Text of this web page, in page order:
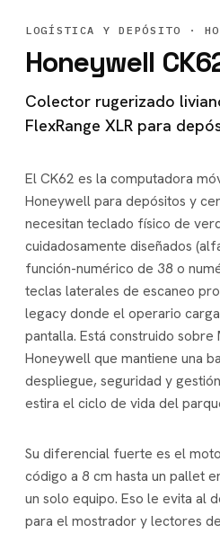
LOGÍSTICA Y DEPÓSITO ·
Honeywell
Colector rugerizado
FlexRange XLR para
El CK62 es la computadora
Honeywell para depósitos y
necesitan teclado físico de
cuidadosamente diseñados
función-numérico de 38 o
teclas laterales de escaneo
legacy donde el operario
pantalla. Está construido
Honeywell que mantiene una
despliegue, seguridad y
estira el ciclo de vida del
Su diferencial fuerte es el
código a 8 cm hasta un pallet
un solo equipo. Eso le evita al
para el mostrador y lectores